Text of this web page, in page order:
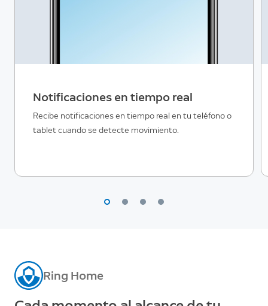
Notificaciones en tiempo real
Recibe notificaciones en tiempo real en tu teléfono o
tablet cuando se detecte movimiento.
Ring Home